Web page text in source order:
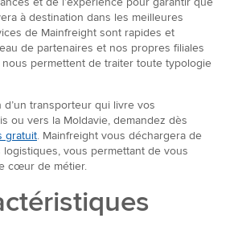
à destination dans les meilleures
de Mainfreight sont rapides et
de partenaires et nos propres filiales
nous permettent de traiter toute typologie
transporteur qui livre vos
ou vers la Moldavie, demandez dès
gratuit. Mainfreight vous déchargera de
vous permettant de vous
cœur de métier.